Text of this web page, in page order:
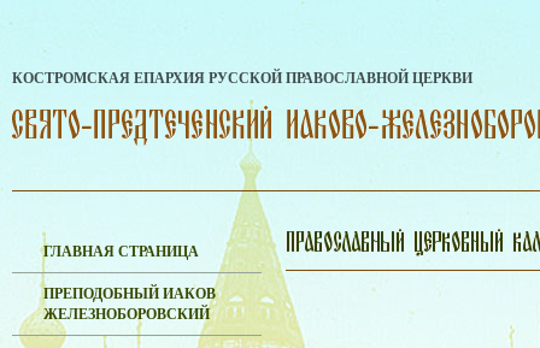
КОСТРОМСКАЯ ЕПАРХИЯ РУССКОЙ ПРАВОСЛАВНОЙ ЦЕРКВИ
ГЛАВНАЯ СТРАНИЦА
ПРЕПОДОБНЫЙ ИАКОВ
ЖЕЛЕЗНОБОРОВСКИЙ